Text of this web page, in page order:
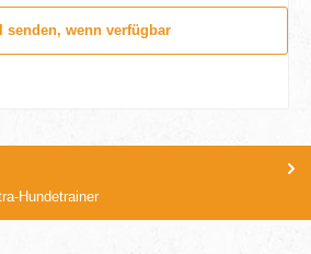
senden, wenn verfügbar
Hundetrainer